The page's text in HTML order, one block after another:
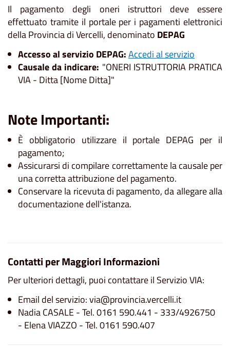
Il pagamento degli oneri istruttori deve essere
effettuato tramite il portale per i pagamenti elettronici
della Provincia di Vercelli, denominato DEPAG
Accesso al servizio DEPAG:Accedi al servizio
Causale da indicare: "ONERI ISTRUTTORIA PRATICA
VIA - Ditta [Nome Ditta]"
Note Importanti:
È obbligatorio utilizzare il portale DEPAG per il
pagamento;
Assicurarsi di compilare correttamente la causale per
una corretta attribuzione del pagamento.
Conservare la ricevuta di pagamento, da allegare alla
documentazione dell'istanza.
Contatti per Maggiori Informazioni
Per ulteriori dettagli, puoi contattare il Servizio VIA:
Email del servizio: via@provincia.vercelli.it
Nadia CASALE - Tel. 0161 590.441 - 333/4926750
- Elena VIAZZO - Tel. 0161 590.407